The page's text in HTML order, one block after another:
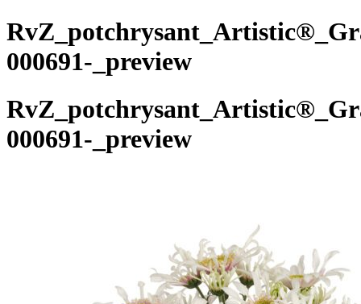
000691-_preview
000691-_preview